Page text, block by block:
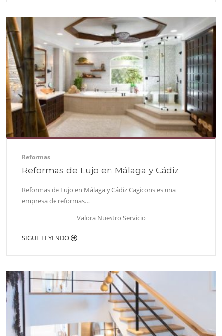
Reformas
Reformas de Lujo en Málaga y Cádiz
Reformas de Lujo en Málaga y Cádiz Cagicons es una
empresa de reformas…
Valora Nuestro Servicio
SIGUE LEYENDO